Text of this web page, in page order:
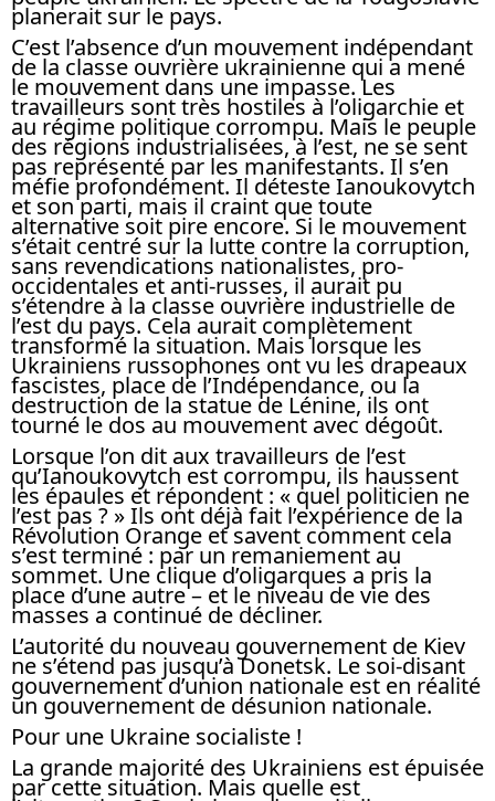
planerait sur le pays.
C’est l’absence d’un mouvement indépendant
de la classe ouvrière ukrainienne qui a mené
le mouvement dans une impasse. Les
travailleurs sont très hostiles à l’oligarchie et
au régime politique corrompu. Mais le peuple
des régions industrialisées, à l’est, ne se sent
pas représenté par les manifestants. Il s’en
méfie profondément. Il déteste Ianoukovytch
et son parti, mais il craint que toute
alternative soit pire encore. Si le mouvement
s’était centré sur la lutte contre la corruption,
sans revendications nationalistes, pro-
occidentales et anti-russes, il aurait pu
s’étendre à la classe ouvrière industrielle de
l’est du pays. Cela aurait complètement
transformé la situation. Mais lorsque les
Ukrainiens russophones ont vu les drapeaux
fascistes, place de l’Indépendance, ou la
destruction de la statue de Lénine, ils ont
tourné le dos au mouvement avec dégoût.
Lorsque l’on dit aux travailleurs de l’est
qu’Ianoukovytch est corrompu, ils haussent
les épaules et répondent : « quel politicien ne
l’est pas ? » Ils ont déjà fait l’expérience de la
Révolution Orange et savent comment cela
s’est terminé : par un remaniement au
sommet. Une clique d’oligarques a pris la
place d’une autre – et le niveau de vie des
masses a continué de décliner.
L’autorité du nouveau gouvernement de Kiev
ne s’étend pas jusqu’à Donetsk. Le soi-disant
gouvernement d’union nationale est en réalité
un gouvernement de désunion nationale.
Pour une Ukraine socialiste !
La grande majorité des Ukrainiens est épuisée
par cette situation. Mais quelle est